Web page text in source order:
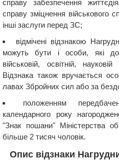
справу забезпечення
справу зміцнення військового
інші заслуги перед ЗС;
відмічені відзнакою
можуть бути і особи, які
військовій, освітній,
Відзнака також вручається
лавах Збройних сил або за
положенням
календарного року
"Знак пошани" Міністерства
більше 2 тисяч чоловік.
Опис відзнаки